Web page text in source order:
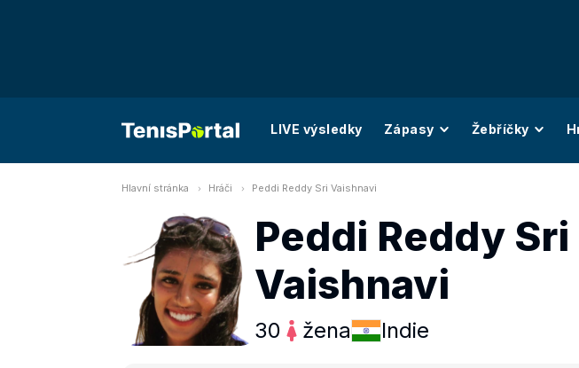
LIVE výsledky Zápasy Žebříčky
Hlavní stránka Hráči Peddi Reddy Sri Vaishnavi
Peddi Reddy Sri
Vaishnavi
30 žena Indie